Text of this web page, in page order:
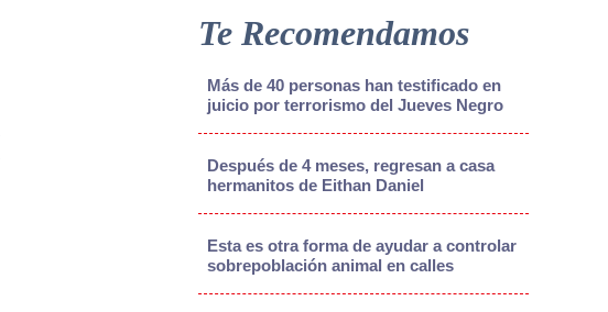
Te Recomendamos
Más de 40 personas han testificado en
juicio por terrorismo del Jueves Negro
Después de 4 meses, regresan a casa
hermanitos de Eithan Daniel
Esta es otra forma de ayudar a controlar
sobrepoblación animal en calles